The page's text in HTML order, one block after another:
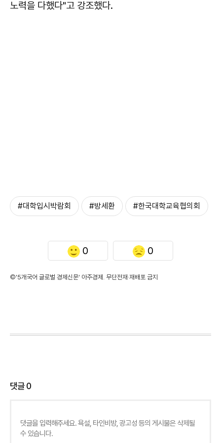
노력을 다했다"고 강조했다.
#대학입시박람회 #방세환 #한국대학교육협의회
0 0
©'5개국어 글로벌 경제신문' 아주경제. 무단전재·재배포 금지
댓글0